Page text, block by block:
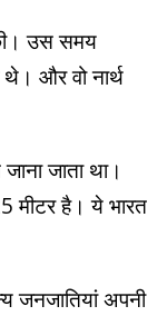
उस समय
और वो नार्थ
जाता था।
मीटर है। ये भारत
अपनी